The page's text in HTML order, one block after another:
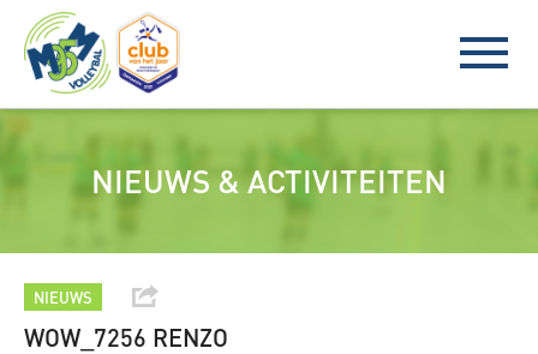
NIEUWS & ACTIVITEITEN
NIEUWS
WOW_7256 RENZO